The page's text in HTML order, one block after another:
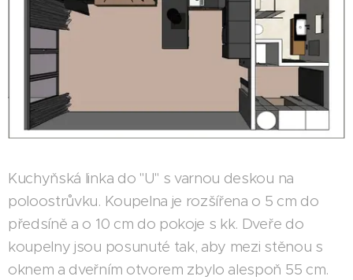
Kuchyňská linka do "U" s varnou deskou na
poloostrůvku. Koupelna je rozšířena o 5 cm do
předsíně a o 10 cm do pokoje s kk. Dveře do
koupelny jsou posunuté tak, aby mezi stěnou s
oknem a dveřním otvorem zbylo alespoň 55 cm.